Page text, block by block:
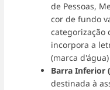
de Pessoas,
cor de fundo
categorização
incorpora a
(marca
Barra Inferior
destinada à